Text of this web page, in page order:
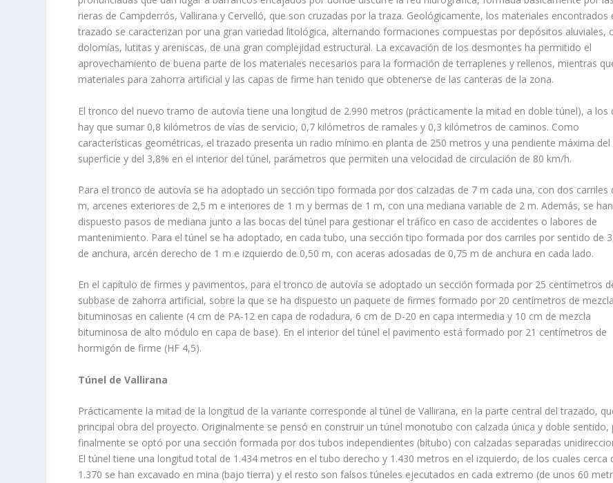
rieras de Campderrós, Vallirana y Cervelló, que son cruzadas por la traza. Geológicamente, los materiales encontrados
trazado se caracterizan por una gran variedad litológica, alternando formaciones compuestas por depósitos aluviales,
dolomías, lutitas y areniscas, de una gran complejidad estructural. La excavación de los desmontes ha permitido el
aprovechamiento de buena parte de los materiales necesarios para la formación de terraplenes y rellenos, mientras
materiales para zahorra artificial y las capas de firme han tenido que obtenerse de las canteras de la zona.
El tronco del nuevo tramo de autovía tiene una longitud de 2.990 metros (prácticamente la mitad en doble túnel), a los
hay que sumar 0,8 kilómetros de vías de servicio, 0,7 kilómetros de ramales y 0,3 kilómetros de caminos. Como
características geométricas, el trazado presenta un radio mínimo en planta de 250 metros y una pendiente máxima del
superficie y del 3,8% en el interior del túnel, parámetros que permiten una velocidad de circulación de 80 km/h.
Para el tronco de autovía se ha adoptado un sección tipo formada por dos calzadas de 7 m cada una, con dos carriles
m, arcenes exteriores de 2,5 m e interiores de 1 m y bermas de 1 m, con una mediana variable de 2 m. Además, se han
dispuesto pasos de mediana junto a las bocas del túnel para gestionar el tráfico en caso de accidentes o labores de
mantenimiento. Para el túnel se ha adoptado, en cada tubo, una sección tipo formada por dos carriles por sentido de
de anchura, arcén derecho de 1 m e izquierdo de 0,50 m, con aceras adosadas de 0,75 m de anchura en cada lado.
En el capítulo de firmes y pavimentos, para el tronco de autovía se adoptado un sección formada por 25 centímetros
subbase de zahorra artificial, sobre la que se ha dispuesto un paquete de firmes formado por 20 centímetros de
bituminosas en caliente (4 cm de PA-12 en capa de rodadura, 6 cm de D-20 en capa intermedia y 10 cm de mezcla
bituminosa de alto módulo en capa de base). En el interior del túnel el pavimento está formado por 21 centímetros de
hormigón de firme (HF 4,5).
Túnel de Vallirana
Prácticamente la mitad de la longitud de la variante corresponde al túnel de Vallirana, en la parte central del trazado,
principal obra del proyecto. Originalmente se pensó en construir un túnel monotubo con calzada única y doble sentido,
finalmente se optó por una sección formada por dos tubos independientes (bitubo) con calzadas separadas
El túnel tiene una longitud total de 1.434 metros en el tubo derecho y 1.430 metros en el izquierdo, de los cuales cerca
1.370 se han excavado en mina (bajo tierra) y el resto son falsos túneles ejecutados en cada extremo (de unos 60